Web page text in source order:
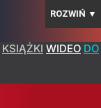
ROZWIŃ ▼
KSIĄŻKI WIDEO DO